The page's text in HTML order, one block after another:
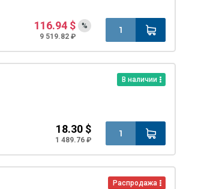
116.94 $
9 519.82 ₽
%
В наличии
18.30 $
1 489.76 ₽
Распродажа